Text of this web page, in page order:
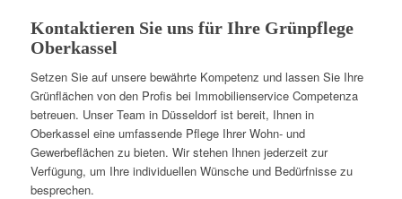
Kontaktieren Sie uns für Ihre Grünpflege
Oberkassel
Setzen Sie auf unsere bewährte Kompetenz und lassen Sie Ihre
Grünflächen von den Profis bei Immobilienservice Competenza
betreuen. Unser Team in Düsseldorf ist bereit, Ihnen in
Oberkassel eine umfassende Pflege Ihrer Wohn- und
Gewerbeflächen zu bieten. Wir stehen Ihnen jederzeit zur
Verfügung, um Ihre individuellen Wünsche und Bedürfnisse zu
besprechen.